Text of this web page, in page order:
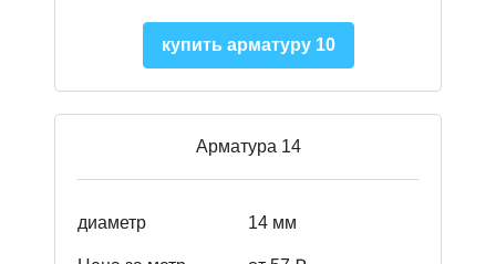
купить арматуру 10
Арматура 14
диаметр 14 мм